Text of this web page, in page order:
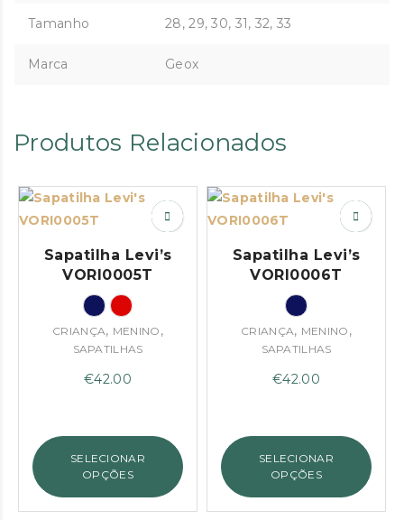
Tamanho 28, 29, 30, 31, 32, 33
Marca Geox
Produtos Relacionados
Sapatilha Levi’s
VORI0005T
CRIANÇA, MENINO ,
SAPATILHAS
€42.00
SELECIONAR
OPÇÕES
Sapatilha Levi’s
VORI0006T
CRIANÇA, MENINO ,
SAPATILHAS
€42.00
SELECIONAR
OPÇÕES